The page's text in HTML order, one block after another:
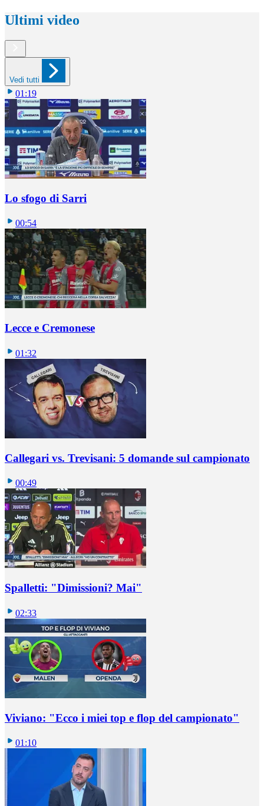
Ultimi video
Vedi tutti
01:19
Lo sfogo di Sarri
00:54
Lecce e Cremonese
01:32
Callegari vs. Trevisani: 5 domande sul campionato
00:49
Spalletti: "Dimissioni? Mai"
02:33
Viviano: "Ecco i miei top e flop del campionato"
01:10